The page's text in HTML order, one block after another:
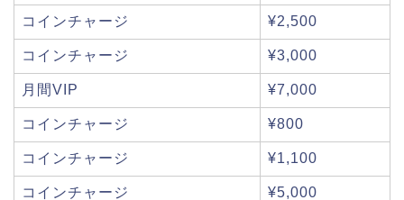
コインチャージ ¥2,500
コインチャージ ¥3,000
月間VIP ¥7,000
コインチャージ ¥800
コインチャージ ¥1,100
コインチャージ ¥5,000